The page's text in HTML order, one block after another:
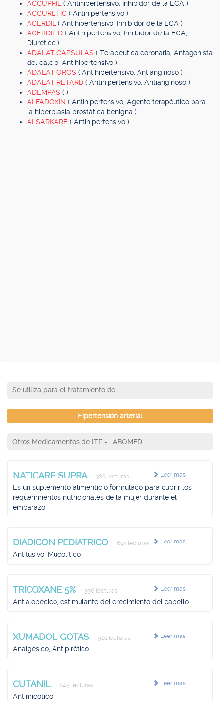
ACCUPRIL ( Antihipertensivo, Inhibidor de la ECA )
ACCURETIC ( Antihipertensivo )
ACERDIL ( Antihipertensivo, Inhibidor de la ECA )
ACERDIL D ( Antihipertensivo, Inhibidor de la ECA,
Diurético )
ADALAT CAPSULAS ( Terapéutica coronaria, Antagonista
del calcio, Antihipertensivo )
ADALAT OROS ( Antihipertensivo, Antianginoso )
ADALAT RETARD ( Antihipertensivo, Antianginoso )
ADEMPAS ( )
ALFADOXIN ( Antihipertensivo, Agente terapéutico para
la hiperplasia prostática benigna )
ALSARKARE ( Antihipertensivo )
Se utiliza para el tratamiento de:
Hipertensión arterial
Otros Medicamentos de ITF - LABOMED
Leer más
NATICARE SUPRA 386 lecturas
Es un suplemento alimenticio formulado para cubrir los
requerimientos nutricionales de la mujer durante el
embarazo
Leer más
DIADICON PEDIATRICO 691 lecturas
Antitusivo, Mucolítico
Leer más
TRICOXANE 5% 396 lecturas
Antialopécico, estimulante del crecimiento del cabello
Leer más
XUMADOL GOTAS 961 lecturas
Analgésico, Antipirético
Leer más
CUTANIL 845 lecturas
Antimicótico